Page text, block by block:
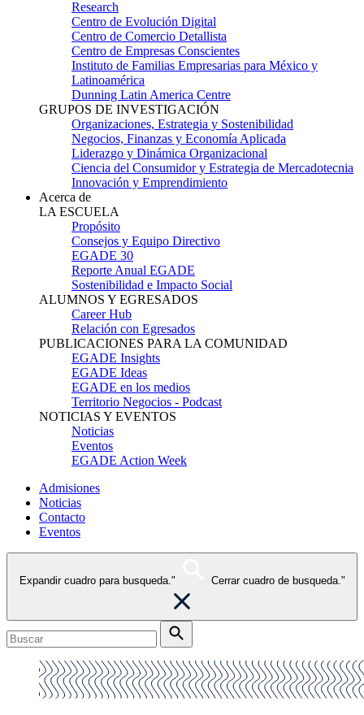
Research
Centro de Evolución Digital
Centro de Comercio Detallista
Centro de Empresas Conscientes
Instituto de Familias Empresarias para México y
Latinoamérica
Dunning Latin America Centre
GRUPOS DE INVESTIGACIÓN
Organizaciones, Estrategia y Sostenibilidad
Negocios, Finanzas y Economía Aplicada
Liderazgo y Dinámica Organizacional
Ciencia del Consumidor y Estrategia de Mercadotecnia
Innovación y Emprendimiento
Acerca de
LA ESCUELA
Propósito
Consejos y Equipo Directivo
EGADE 30
Reporte Anual EGADE
Sostenibilidad e Impacto Social
ALUMNOS Y EGRESADOS
Career Hub
Relación con Egresados
PUBLICACIONES PARA LA COMUNIDAD
EGADE Insights
EGADE Ideas
EGADE en los medios
Territorio Negocios - Podcast
NOTICIAS Y EVENTOS
Noticias
Eventos
EGADE Action Week
Admisiones
Noticias
Contacto
Eventos
Expandir cuadro para busqueda." Cerrar cuadro de busqueda."